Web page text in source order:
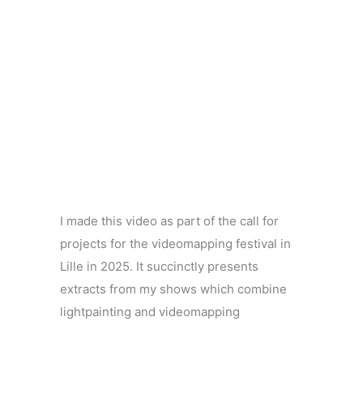
I made this video as part of the call for
projects for the videomapping festival in
Lille in 2025. It succinctly presents
extracts from my shows which combine
lightpainting and videomapping